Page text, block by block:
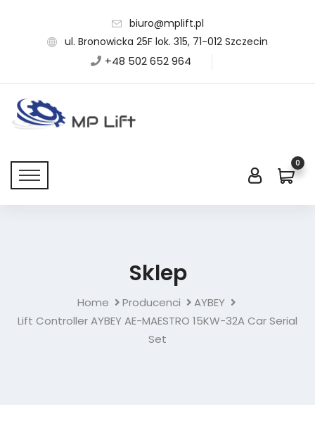
biuro@mplift.pl
ul. Bronowicka 25F lok. 315, 71-012 Szczecin
+48 502 652 964
0
Sklep
Home Producenci
AYBEY
Lift Controller AYBEY AE-MAESTRO 15KW-32A Car Serial
Set